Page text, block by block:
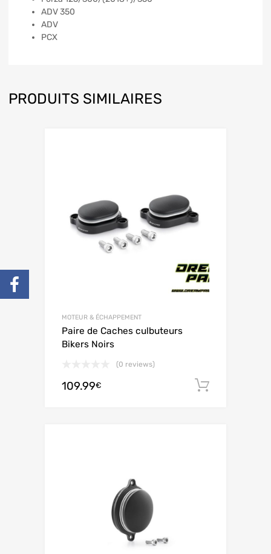
ADV 350
ADV
PCX
PRODUITS SIMILAIRES
MOTEUR & ÉCHAPPEMENT
Paire de Caches culbuteurs
Bikers Noirs
(0 reviews)
109.99€